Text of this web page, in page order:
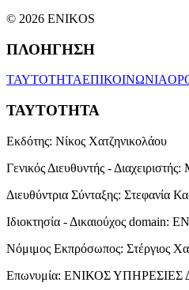
© 2026 ENIKOS
ΠΛΟΗΓΗΣΗ
ΤΑΥΤΟΤΗΤΑΕΠΙΚΟΙΝΩΝΙΑ
ΤΑΥΤΟΤΗΤΑ
Εκδότης: Νίκος Χατζηνικολάου
Γενικός Διευθυντής - Διαχειριστής:
Διευθύντρια Σύνταξης: Στεφανία
Ιδιοκτησία - Δικαιούχος domain:
Νόμιμος Εκπρόσωπος: Στέργιος
Επωνυμία: ΕΝΙΚΟΣ ΥΠΗΡΕΣΙΕΣ